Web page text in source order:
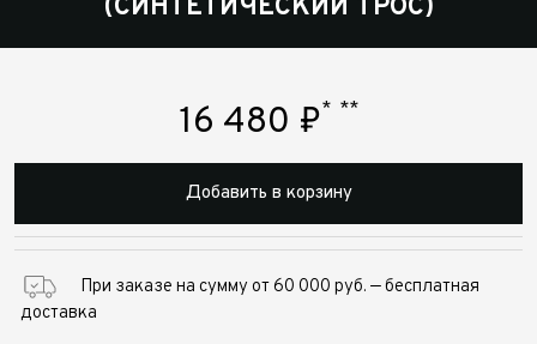
(СИНТЕТИЧЕСКИЙ ТРОС)
16 480 ₽* **
Добавить в корзину
При заказе на сумму от 60 000 руб. — бесплатная
доставка